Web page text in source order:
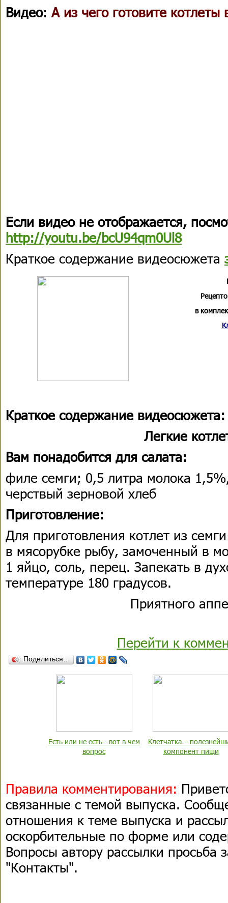
Видео: А из чего готовите
Если видео не отображается,
http://youtu.be/bcU94qm0Ul8
Краткое содержание видеосюжета
в
Краткое содержание видеосюжета:
Легкие
Вам понадобится для салата:
филе семги; 0,5 литра молока
черствый зерновой хлеб
Приготовление:
Для приготовления котлет из
в мясорубке рыбу, замоченный в
1 яйцо, соль, перец. Запекать в
температуре 180 градусов.
Приятного
Перейти к
Поделиться…
Есть или не есть - вот в чем
вопрос
Клетчатка –
компонент пищи
Правила комментирования:
связанные с темой выпуска.
отношения к теме выпуска и
оскорбительные по форме или
Вопросы автору рассылки просьба
"Контакты".